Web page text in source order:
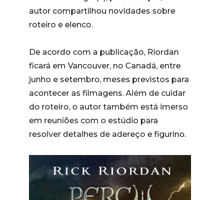
autor compartilhou novidades sobre
roteiro e elenco.
De acordo com a publicação, Riordan
ficará em Vancouver, no Canadá, entre
junho e setembro, meses previstos para
acontecer as filmagens. Além de cuidar
do roteiro, o autor também está imerso
em reuniões com o estúdio para
resolver detalhes de adereço e figurino.